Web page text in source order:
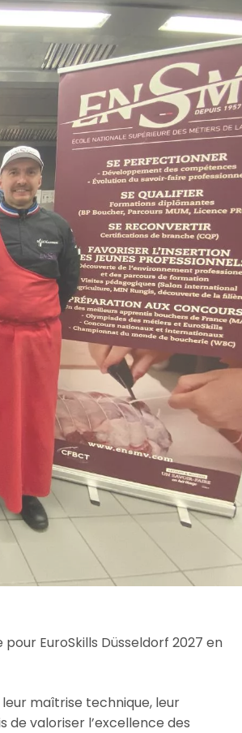
pour EuroSkills Düsseldorf 2027 en
maîtrise technique, leur
valoriser l’excellence des